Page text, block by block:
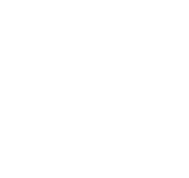
Rafał Prabucki - otwiera się w nowym